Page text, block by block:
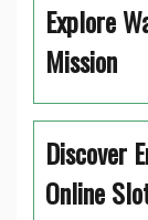
Explore
Mission
Discover
Online